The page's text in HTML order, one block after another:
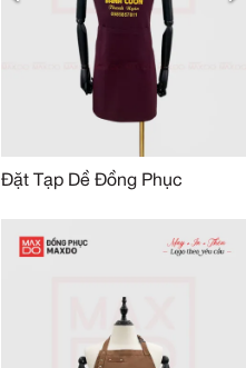
Đặt Tạp Dề Đồng Phục